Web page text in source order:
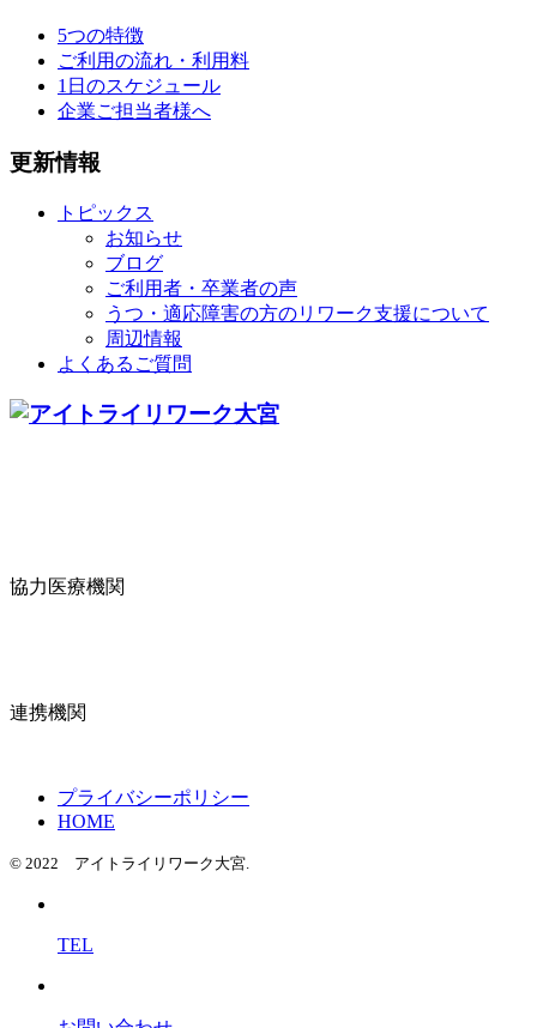
5つの特徴
ご利用の流れ・利用料
1日のスケジュール
企業ご担当者様へ
更新情報
トピックス
お知らせ
ブログ
ご利用者・卒業者の声
うつ・適応障害の方のリワーク支援について
周辺情報
よくあるご質問
協力医療機関
連携機関
プライバシーポリシー
HOME
© 2022 アイトライリワーク大宮.
TEL